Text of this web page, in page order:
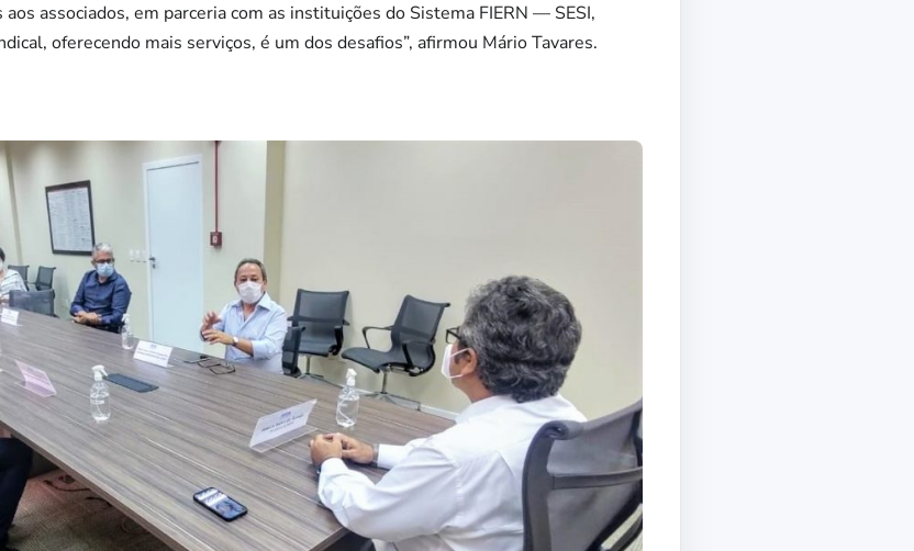
associados, em parceria com as instituições do Sistema FIERN — SESI,
oferecendo mais serviços, é um dos desafios”, afirmou Mário Tavares.